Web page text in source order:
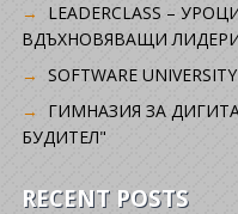
LEADERCLASS –
ВДЪХНОВЯВАЩИ
SOFTWARE UNIVERSITY
ГИМНАЗИЯ ЗА
БУДИТЕЛ"
RECENT POSTS